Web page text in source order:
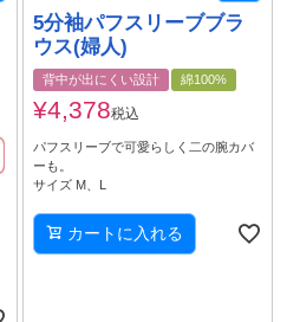
5分袖パフスリーブブラ
ウス(婦人)
背中が出にくい設計 綿100%
¥4,378税込
パフスリーブで可愛らしく二の腕カバ
ーも。
サイズ M、L
カートに入れる